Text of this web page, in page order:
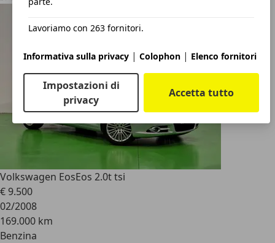
Lavoriamo con 263 fornitori.
Informativa sulla privacy | Colophon | Elenco fornitori
Impostazioni di
privacy
Accetta tutto
Volkswagen EosEos 2.0t tsi
€ 9.500
02/2008
169.000 km
Benzina